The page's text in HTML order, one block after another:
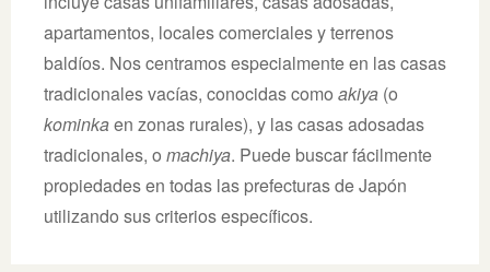
apartamentos, locales comerciales y terrenos
baldíos. Nos centramos especialmente en las casas
tradicionales vacías, conocidas como akiya (o
kominkaen zonas rurales), y las casas adosadas
tradicionales, o machiya. Puede buscar fácilmente
propiedades en todas las prefecturas de Japón
utilizando sus criterios específicos.